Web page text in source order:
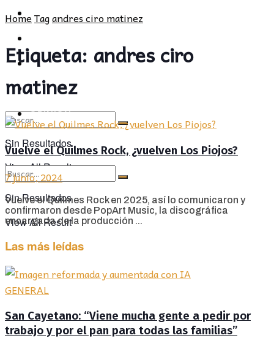
POLÍTICA
CULTURA
OPINIÓN
Sin Resultados
View All Result
PROVINCIA
SOCIEDAD
CULTURA
OPINIÓN
Sin Resultados
View All Result
HomeTagandres ciro matinez
Etiqueta: andres ciro
matinez
Vuelve el Quilmes Rock, ¿vuelven Los Piojos?
7 junio, 2024
Vuelve el Quilmes Rock en 2025, así lo comunicaron y
confirmaron desde PopArt Music, la discográfica
encargada de la producción ...
Las más leídas
GENERAL
San Cayetano: “Viene mucha gente a pedir por
trabajo y por el pan para todas las familias”